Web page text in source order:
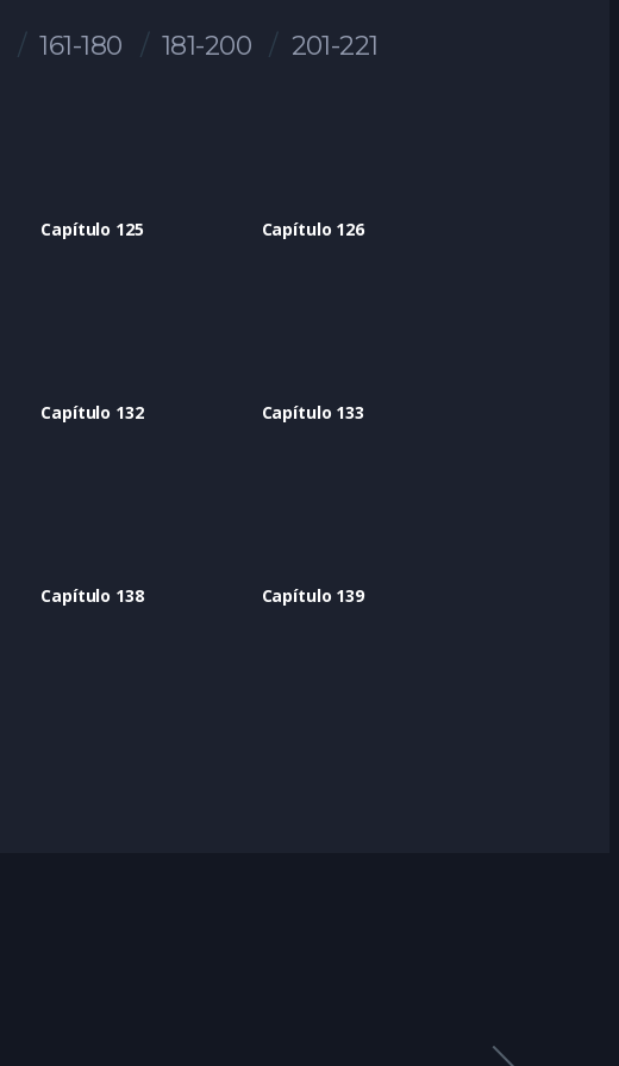
161-180 181-200 201-221
Capítulo 125 Capítulo 126
Capítulo 132 Capítulo 133
Capítulo 138 Capítulo 139